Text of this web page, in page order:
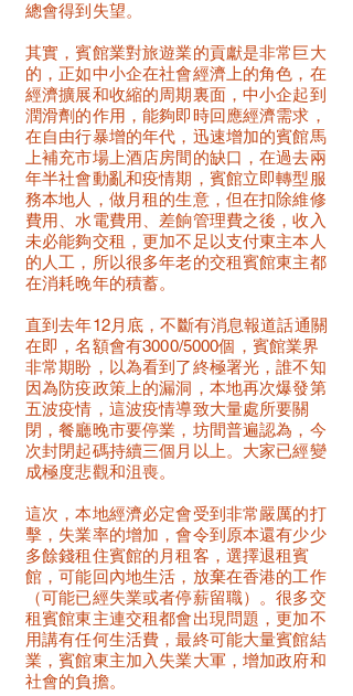
總會得到失望。
其實，賓館業對旅遊業的貢獻是非常巨大
的，正如中小企在社會經濟上的角色，在
經濟擴展和收縮的周期裏面，中小企起到
潤滑劑的作用，能夠即時回應經濟需求，
在自由行暴增的年代，迅速增加的賓館馬
上補充市場上酒店房間的缺口，在過去兩
年半社會動亂和疫情期，賓館立即轉型服
務本地人，做月租的生意，但在扣除維修
費用、水電費用、差餉管理費之後，收入
未必能夠交租，更加不足以支付東主本人
的人工，所以很多年老的交租賓館東主都
在消耗晚年的積蓄。
直到去年12月底，不斷有消息報道話通關
在即，名額會有3000/5000個，賓館業界
非常期盼，以為看到了終極署光，誰不知
因為防疫政策上的漏洞，本地再次爆發第
五波疫情，這波疫情導致大量處所要關
閉，餐廳晚市要停業，坊間普遍認為，今
次封閉起碼持續三個月以上。大家已經變
成極度悲觀和沮喪。
這次，本地經濟必定會受到非常嚴厲的打
擊，失業率的增加，會令到原本還有少少
多餘錢租住賓館的月租客，選擇退租賓
館，可能回內地生活，放棄在香港的工作
（可能已經失業或者停薪留職）。很多交
租賓館東主連交租都會出現問題，更加不
用講有任何生活費，最終可能大量賓館結
業，賓館東主加入失業大軍，增加政府和
社會的負擔。